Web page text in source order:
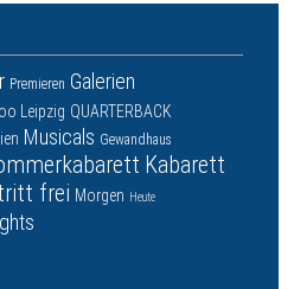
Premieren Galerien
Leipzig QUARTERBACK
Musicals Gewandhaus
Kabarett
frei Morgen Heute